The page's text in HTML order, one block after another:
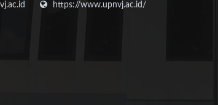
https://www.upnvj.ac.id/